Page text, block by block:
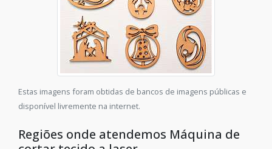
Estas imagens foram obtidas de bancos de imagens públicas e
disponível livremente na internet.
Regiões onde atendemos Máquina de